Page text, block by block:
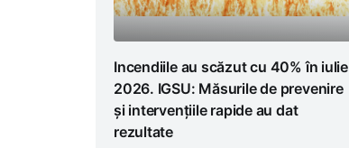
Incendiile au scăzut cu 40% în iulie
2026. IGSU: Măsurile de prevenire
și intervențiile rapide au dat
rezultate